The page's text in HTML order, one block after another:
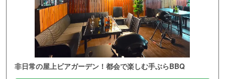
非日常の屋上ビアガーデン！都会で楽しむ手ぶらBBQ